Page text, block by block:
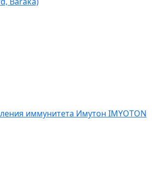
иммунитета Имутон IMYOTON